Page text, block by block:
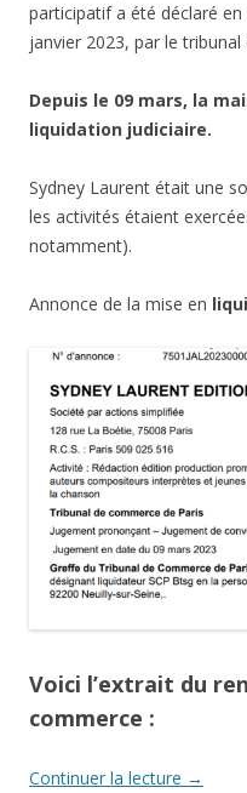
participatif a été déclaré
janvier 2023, par le
Depuis le 09 mars, la
liquidation judiciaire.
Sydney Laurent était une
les activités étaient
notamment).
Annonce de la mise en
Voici l’extrait du
commerce :
Continuer la lecture →